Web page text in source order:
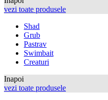
vezi toate produsele
Shad
Grub
Pastrav
Swimbait
Creaturi
Inapoi
vezi toate produsele